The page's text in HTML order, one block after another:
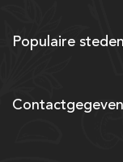
Populaire steden